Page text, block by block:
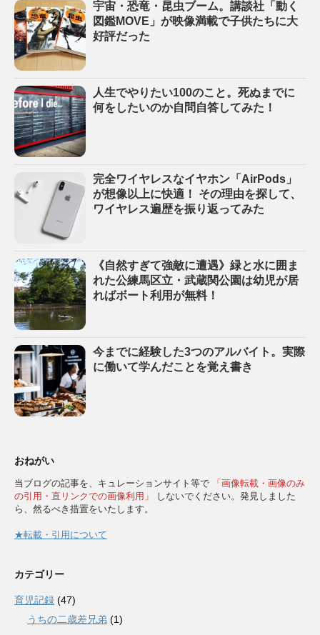
宇宙・恐竜・昆虫ブーム。講談社「動く
図鑑MOVE」が映像満載で子供たちに大
好評だった
人生でやりたい100のこと。死ぬまでに
何をしたいのか自問自答してみた！
完全ワイヤレスなイヤホン「AirPods」
が想像以上に快適！ その理由を探して、
ワイヤレス遍歴を振り返ってみた
《自然すぎて強敵に遭遇》緑と水に囲ま
れた公練馬区立・武蔵関公園は幼児が居
ればボート利用が無料！
今までに経験した3つのアルバイト。実際
に働いて学んだことを覚え書き
おねがい
当ブログの記事を、キュレーションサイト等で
「画像転載・画像のみ
の引用・直リンクでの画像利用」
しないでください。発見しました
ら、然るべき措置をいたします。
★転載・引用について
カテゴリー
育児記録 (47)
うちの二歳差兄弟 (1)